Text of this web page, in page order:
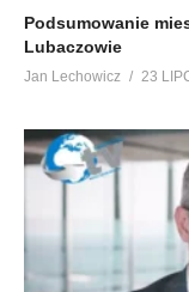
Podsumowanie
Lubaczowie
Jan Lechowicz 23